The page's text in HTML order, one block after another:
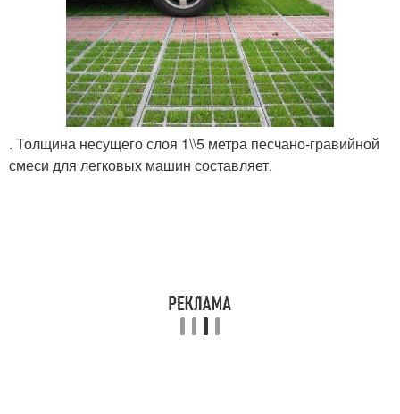
. Толщина несущего слоя 1\\5 метра песчано-гравийной
смеси для легковых машин составляет.